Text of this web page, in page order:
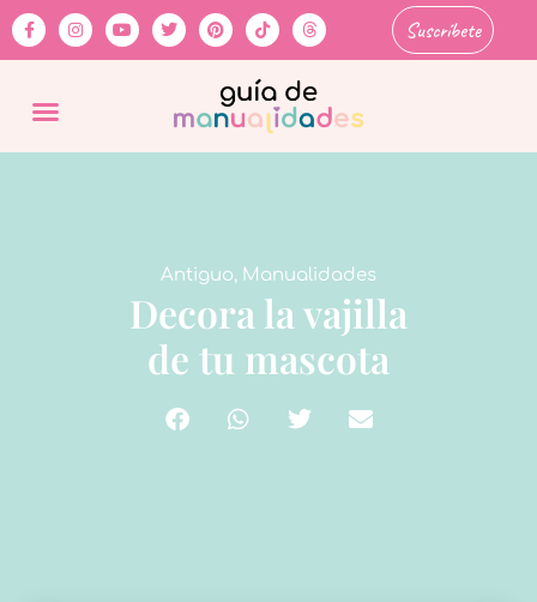
Suscríbete
Antiguo, Manualidades
Decora la vajilla
de tu mascota